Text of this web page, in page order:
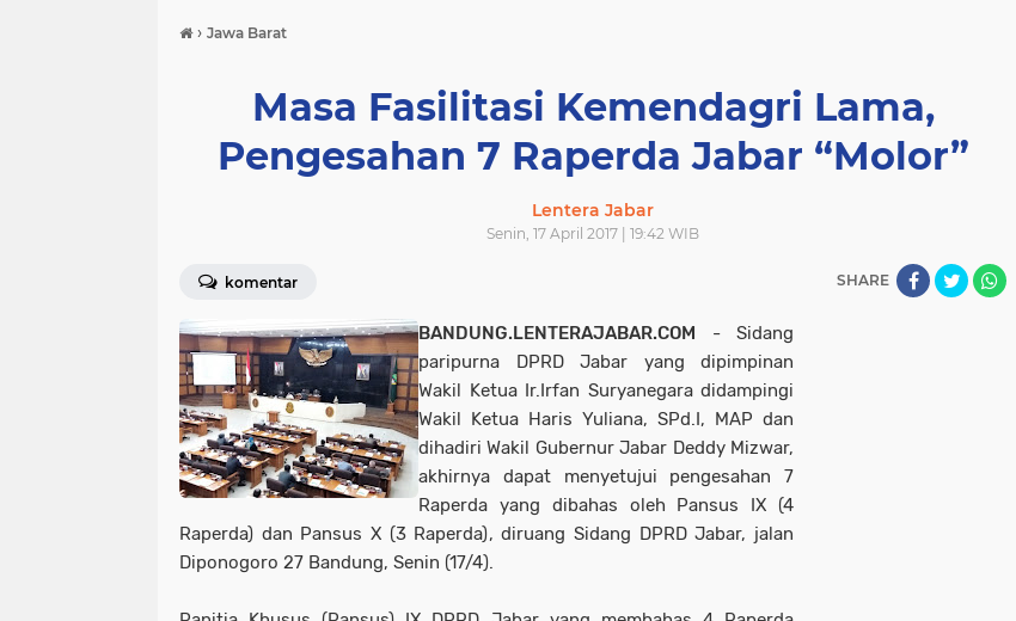
› Jawa Barat
Masa Fasilitasi Kemendagri Lama,
Pengesahan 7 Raperda Jabar “Molor”
Lentera Jabar
Senin, 17 April 2017 | 19:42 WIB
komentar SHARE
BANDUNG.LENTERAJABAR.COM - Sidang
paripurna DPRD Jabar yang dipimpinan
Wakil Ketua Ir.Irfan Suryanegara didampingi
Wakil Ketua Haris Yuliana, SPd.I, MAP dan
dihadiri Wakil Gubernur Jabar Deddy Mizwar,
akhirnya dapat menyetujui pengesahan 7
Raperda yang dibahas oleh Pansus IX (4
Raperda) dan Pansus X (3 Raperda), diruang Sidang DPRD Jabar, jalan
Diponogoro 27 Bandung, Senin (17/4).